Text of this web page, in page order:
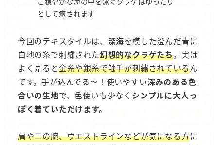
として癒されます
今回のテキスタイルは、 深海を模した澄んだ青に
白地の糸で刺繍された幻想的なクラゲたち。実は
よく見ると金糸や銀糸で触手が刺繍されているん
です。手が込んでる〜！使いやすい深みのある色
合いの生地で、色使いも少なく シンプルに大人っ
ぽく着ていただけます。
肩や二の腕、ウエストラインなどが気になる方に